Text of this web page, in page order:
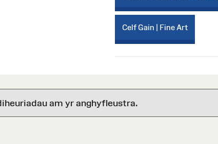
Celf Gain | Fine Art
am yr anghyfleustra.